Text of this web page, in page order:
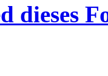
dieses